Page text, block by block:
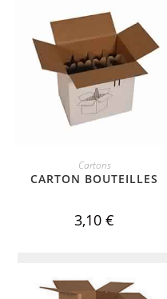
ADD TO CART
Cartons
CARTON BOUTEILLES
3,10€